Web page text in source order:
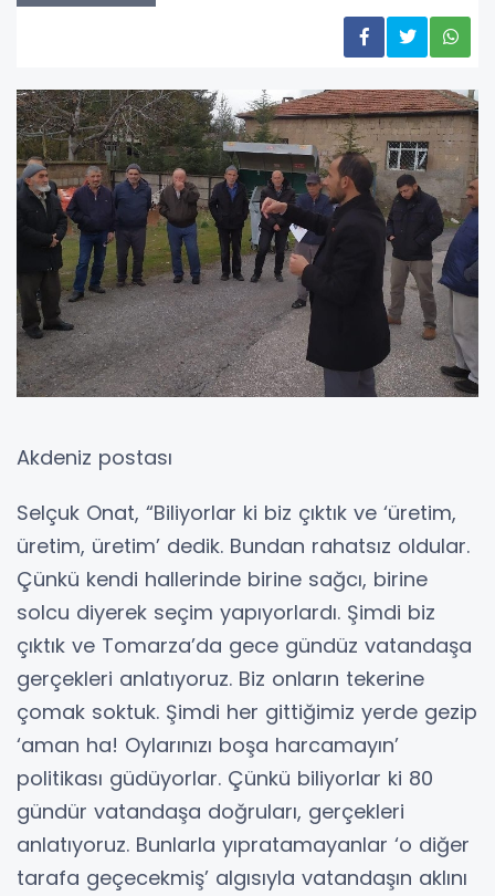
Akdeniz postası
Selçuk Onat, “Biliyorlar ki biz çıktık ve ‘üretim,
üretim, üretim’ dedik. Bundan rahatsız oldular.
Çünkü kendi hallerinde birine sağcı, birine
solcu diyerek seçim yapıyorlardı. Şimdi biz
çıktık ve Tomarza’da gece gündüz vatandaşa
gerçekleri anlatıyoruz. Biz onların tekerine
çomak soktuk. Şimdi her gittiğimiz yerde gezip
‘aman ha! Oylarınızı boşa harcamayın’
politikası güdüyorlar. Çünkü biliyorlar ki 80
gündür vatandaşa doğruları, gerçekleri
anlatıyoruz. Bunlarla yıpratamayanlar ‘o diğer
tarafa geçecekmiş’ algısıyla vatandaşın aklını